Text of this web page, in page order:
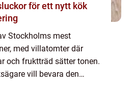
för ett nytt kök
Stockholms mest
med villatomter där
och fruktträd sätter tonen.
vill bevara den